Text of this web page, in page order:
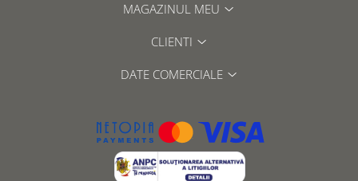
MAGAZINUL MEU
CLIENTI
DATE COMERCIALE